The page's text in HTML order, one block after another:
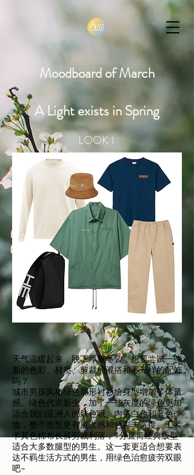
Moodboard of March
A Light exists in Spring
LOOK 1
天气温暖起来，脱下厚重冬装，想要尝试一些
新的色彩、材质、剪裁的混搭和不一样的配饰
吗？
城市男孩风格绿色廓形衬衫给身型增加了体量
感。绿色代表新生，加了一些灰度的绿色更加
适合我们亚洲人的肤色哦。内搭白色和蓝色t
恤，整个造型更有层次感和色彩丰富度。工装
卡其色棉布长裤剪裁利落，9分直筒经典版型
适合大多数腿型的男生。这一套更适合想要表
达不羁生活方式的男生，用绿色治愈疲劳双眼
吧~​